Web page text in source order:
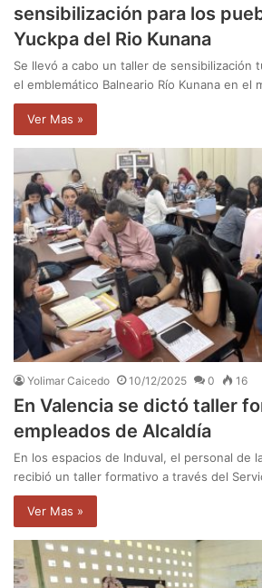
sensibilización para los
Yuckpa del Rio Kunana
Se llevó a cabo un taller de sensibilización
el emblemático Balneario Río Kunana en el
Ver Mas »
Yolimar Caicedo 10/12/2025 0 16
En Valencia se dictó taller
empleados de Alcaldía
En los espacios de Induval, el personal de
recibió un taller formativo a través del
Ver Mas »